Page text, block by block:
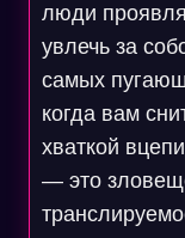
люди
увлечь за
самых
когда вам
хваткой
— это